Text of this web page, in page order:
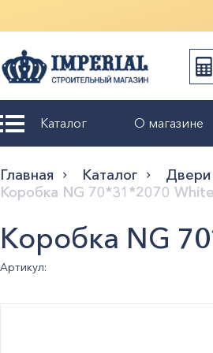
Каталог О магазине
Главная Каталог
Коробка NG 70*31*2070
Коробка NG
Артикул: